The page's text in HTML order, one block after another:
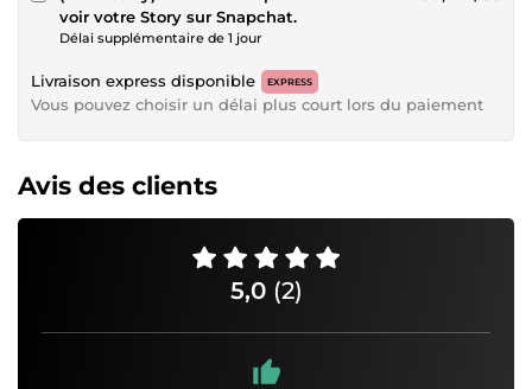
voir votre Story sur Snapchat.
Délai supplémentaire de 1 jour
Livraison express disponible EXPRESS
Vous pouvez choisir un délai plus court lors du paiement
Avis des clients
5,0 (2)